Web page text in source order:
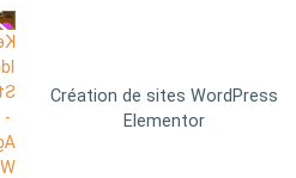
Création de sites WordPress
Elementor